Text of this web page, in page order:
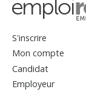
S'inscrire
Mon compte
Candidat
Employeur